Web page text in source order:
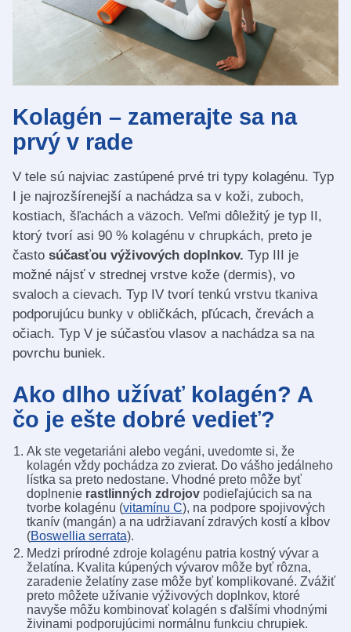
Kolagén – zamerajte sa na
prvý v rade
V tele sú najviac zastúpené prvé tri typy kolagénu. Typ
I je najrozšírenejší a nachádza sa v koži, zuboch,
kostiach, šľachách a väzoch. Veľmi dôležitý je typ II,
ktorý tvorí asi 90 % kolagénu v chrupkách, preto je
často súčasťou výživových doplnkov. Typ III je
možné nájsť v strednej vrstve kože (dermis), vo
svaloch a cievach. Typ IV tvorí tenkú vrstvu tkaniva
podporujúcu bunky v obličkách, pľúcach, črevách a
očiach. Typ V je súčasťou vlasov a nachádza sa na
povrchu buniek.
Ako dlho užívať kolagén? A
čo je ešte dobré vedieť?
Ak ste vegetariáni alebo vegáni, uvedomte si, že
kolagén vždy pochádza zo zvierat. Do vášho jedálneho
lístka sa preto nedostane. Vhodné preto môže byť
doplnenie rastlinných zdrojovpodieľajúcich sa na
tvorbe kolagénu (vitamínu C), na podpore spojivových
tkanív (mangán) a na udržiavaní zdravých kostí a kĺbov
(Boswellia serrata).
Medzi prírodné zdroje kolagénu patria kostný vývar a
želatína. Kvalita kúpených vývarov môže byť rôzna,
zaradenie želatíny zase môže byť komplikované. Zvážiť
preto môžete užívanie výživových doplnkov, ktoré
navyše môžu kombinovať kolagén s ďalšími vhodnými
živinami podporujúcimi normálnu funkciu chrupiek.